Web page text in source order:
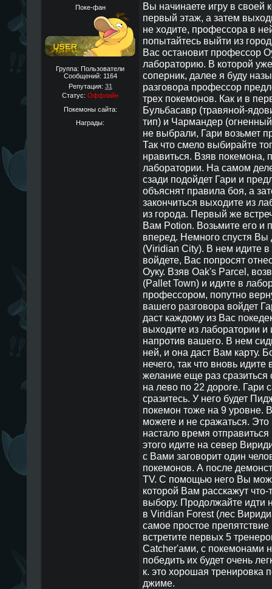
Поке-фан
Группа: Пользователи
Сообщений: 1164
Репутация: 31
Статус: Оффлайн
Покемоны сайта:
Награды:
Вы начинаете игру в своей
первый этаж, а затем
не ходите, профессора в
попытайтесь выйти из
Вас остановит профессор
лабораторию. В которой
соперник, далее я буду
разговора профессор
трех покемонов. Как и в
Бульбасавр (травяной-
тип) и Чармандер
не выбрали, Гари возьмет
Так что смело выбирайте
нравиться. Взяв покемона,
лаборатории. На самом
сзади подойдет Гари и
объяснят правила боя, а
закончиться выходите из
из города. Первый же
Вам Potion. Возьмите его и
вперед. Немного спустя Вы
(Viridian City). В нем идите в
войдете, Вас попросят
Оуку. Взяв Oak's Parcel,
(Pallet Town) и идите в
профессором, попутно
вашего разговора войдет
даст каждому из Вас
выходите из лаборатории
напротив вашего. В нем
ней, и она даст Вам карту.
нечего, так что вновь
желание еще раз сразиться
на лево по 22 дороге. Гари
сразитесь. У него будет
покемон тоже на 9 уровне.
можете и не сражаться. Это
настало время
этого идите на север
с Вами заговорит один
покемонов. А после
TV. С помощью него Вы
которой Вам расскажут
выбору. Продолжайте идти
в Viridian Forest (лес
самое простое
встретите первых 5
Catcher'ами, с покемонами
победить их будет очень
к. это хорошая тренировка
джиме.